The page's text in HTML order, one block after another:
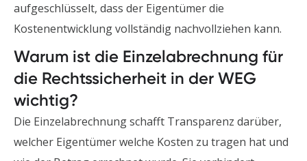
aufgeschlüsselt, dass der Eigentümer die
Kostenentwicklung vollständig nachvollziehen kann.
Warum ist die Einzelabrechnung für
die Rechtssicherheit in der WEG
wichtig?
Die Einzelabrechnung schafft Transparenz darüber,
welcher Eigentümer welche Kosten zu tragen hat und